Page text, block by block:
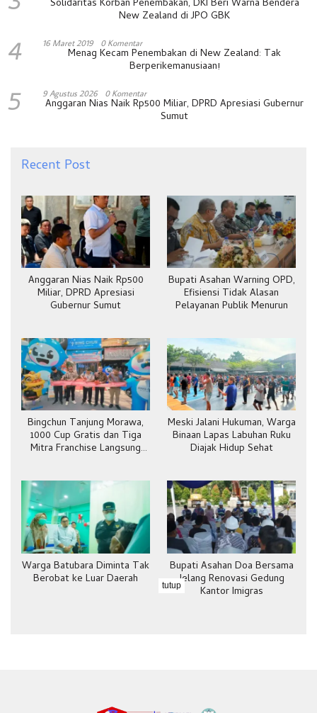
Solidaritas Korban Penembakan, DKI Beri Warna Bendera
New Zealand di JPO GBK
4 16 Maret 2019 0 Komentar
Menag Kecam Penembakan di New Zealand: Tak
Berperikemanusiaan!
5 9 Agustus 2026 0 Komentar
Anggaran Nias Naik Rp500 Miliar, DPRD Apresiasi Gubernur
Sumut
Recent Post
Anggaran Nias Naik Rp500
Miliar, DPRD Apresiasi
Gubernur Sumut
Bupati Asahan Warning OPD,
Efisiensi Tidak Alasan
Pelayanan Publik Menurun
Bingchun Tanjung Morawa,
1000 Cup Gratis dan Tiga
Mitra Franchise Langsung
Meski Jalani Hukuman, Warga
Binaan Lapas Labuhan Ruku
Diajak Hidup Sehat
Warga Batubara Diminta Tak
Berobat ke Luar Daerah
Bupati Asahan Doa Bersama
Jelang Renovasi Gedung
Kantor Imigras
tutup